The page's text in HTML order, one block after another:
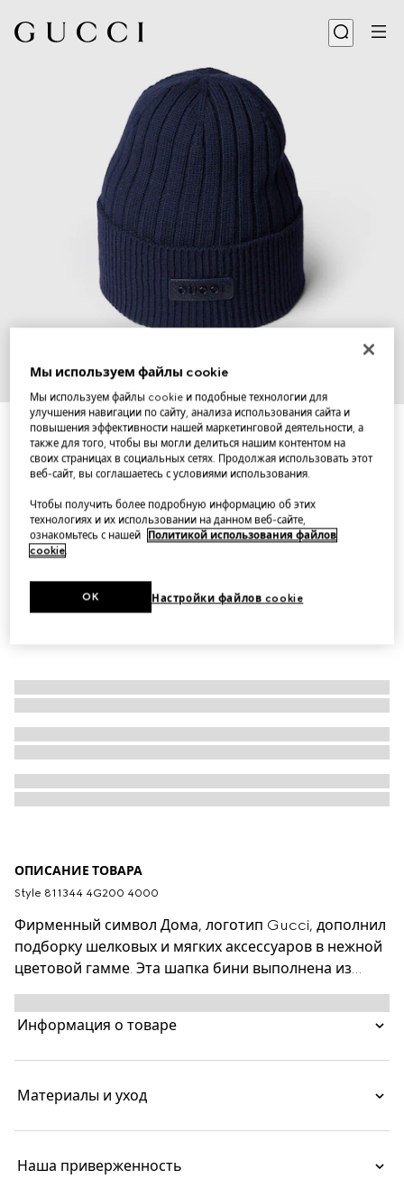
4
Шапка из шерстяного трикотажа в рубчик
Вариантытемно-синий
ОПИСАНИЕ ТОВАРА
Style ‎811344 4G200 4000
Фирменный символ Дома, логотип Gucci, дополнил
подборку шелковых и мягких аксессуаров в нежной
цветовой гамме. Эта шапка бини выполнена из
шерстяного трикотажа темно-синего цвета в
рубчик и дополнена кожаной биркой с логотипом
Gucci в тон.
Информация о товаре
Материалы и уход
Наша приверженность
Мы используем файлы cookie
Мы используем файлы cookie и подобные технологии для
улучшения навигации по сайту, анализа использования сайта и
повышения эффективности нашей маркетинговой деятельности, а
также для того, чтобы вы могли делиться нашим контентом на
своих страницах в социальных сетях. Продолжая использовать этот
веб-сайт, вы соглашаетесь с условиями использования.
Чтобы получить более подробную информацию об этих
технологиях и их использовании на данном веб-сайте,
ознакомьтесь с нашей
Политикой использования файлов
cookie.
Настройки файлов cookie
OK